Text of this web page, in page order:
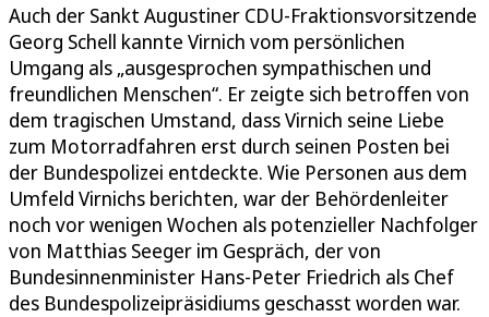
Auch der Sankt Augustiner CDU-Fraktionsvorsitzende
Georg Schell kannte Virnich vom persönlichen
Umgang als „ausgesprochen sympathischen und
freundlichen Menschen“. Er zeigte sich betroffen von
dem tragischen Umstand, dass Virnich seine Liebe
zum Motorradfahren erst durch seinen Posten bei
der Bundespolizei entdeckte. Wie Personen aus dem
Umfeld Virnichs berichten, war der Behördenleiter
noch vor wenigen Wochen als potenzieller Nachfolger
von Matthias Seeger im Gespräch, der von
Bundesinnenminister Hans-Peter Friedrich als Chef
des Bundespolizeipräsidiums geschasst worden war.